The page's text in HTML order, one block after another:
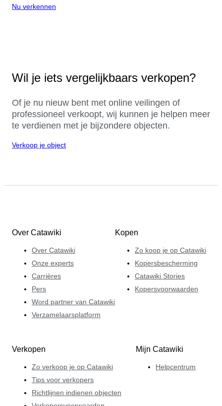
Nu verkennen
Wil je iets vergelijkbaars verkopen?
Of je nu nieuw bent met online veilingen of
professioneel verkoopt, wij kunnen je helpen meer
te verdienen met je bijzondere objecten.
Verkoop je object
Over Catawiki
Over Catawiki
Onze experts
Carrières
Pers
Word partner van Catawiki
Verzamelaarsplatform
Kopen
Zo koop je op Catawiki
Kopersbescherming
Catawiki Stories
Kopersvoorwaarden
Verkopen
Zo verkoop je op Catawiki
Tips voor verkopers
Richtlijnen indienen objecten
Mijn Catawiki
Helpcentrum